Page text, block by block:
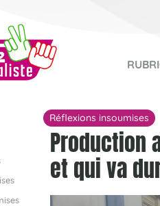
Réflexions insoumises
Production
et qui va